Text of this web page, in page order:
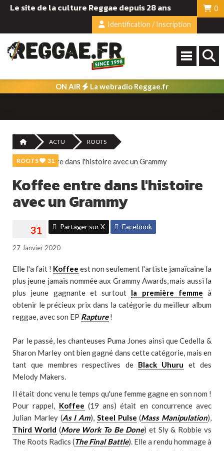
Le site de la culture Reggae depuis 28 ans
0
Identification / Inscription
ON AIR La webradio Reggae.fr
ACTU ROOTS
ROOTS 31
Koffee entre dans l'histoire
avec un Grammy
Partager sur X Facebook
27 Janvier 2020
Elle l'a fait ! Koffee est non seulement l'artiste jamaïcaine la
plus jeune jamais nommée aux Grammy Awards, mais aussi la
plus jeune gagnante et surtout la première femme à
obtenir le précieux prix dans la catégorie du meilleur album
reggae, avec son EP Rapture!
Par le passé, les chanteuses Puma Jones ainsi que Cedella &
Sharon Marley ont bien gagné dans cette catégorie, mais en
tant que membres respectives de Black Uhuru et des
Melody Makers.
Il était donc venu le temps qu'une femme gagne en son nom !
Pour rappel, Koffee (19 ans) était en concurrence avec
Julian Marley (As I Am), Steel Pulse (Mass Manipulation),
Third World (More Work To Be Done) et Sly & Robbie vs
The Roots Radics (The Final Battle). Elle a rendu hommage à